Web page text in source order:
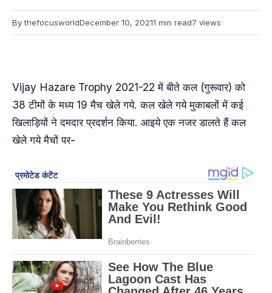
By thefocusworldDecember 10, 20211 min read7 views
Vijay Hazare Trophy 2021-22 में बीते कल (गुरूवार) को
38 टीमों के मध्य 19 मैच खेले गये. कल खेले गये मुकाबलों में कई
खिलाड़ियों ने दमदार प्रदर्शन किया. आइये एक नजर डालते हैं कल
खेले गये मैचों पर-